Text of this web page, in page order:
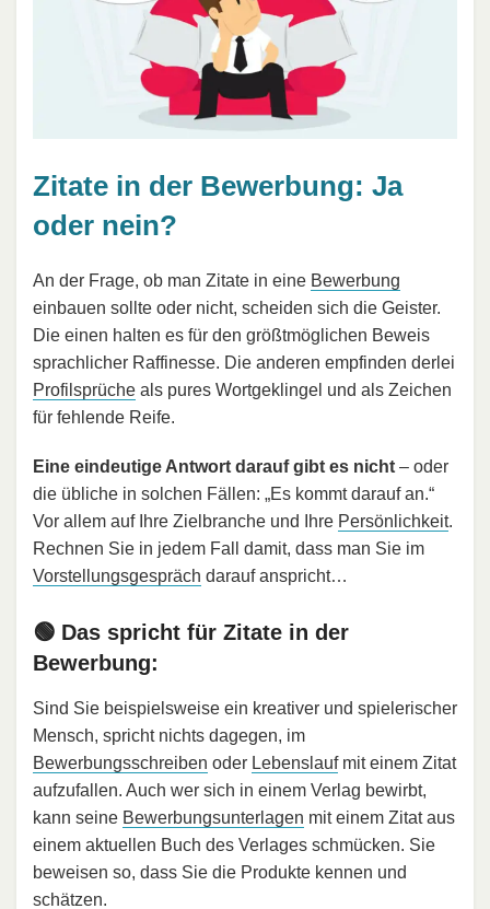
Zitate in der Bewerbung: Ja
oder nein?
An der Frage, ob man Zitate in eine Bewerbung
einbauen sollte oder nicht, scheiden sich die Geister.
Die einen halten es für den größtmöglichen Beweis
sprachlicher Raffinesse. Die anderen empfinden derlei
Profilsprüche als pures Wortgeklingel und als Zeichen
für fehlende Reife.
Eine eindeutige Antwort darauf gibt es nicht – oder
die übliche in solchen Fällen: „Es kommt darauf an.“
Vor allem auf Ihre Zielbranche und Ihre Persönlichkeit.
Rechnen Sie in jedem Fall damit, dass man Sie im
Vorstellungsgespräch darauf anspricht…
🟢 Das spricht für Zitate in der
Bewerbung:
Sind Sie beispielsweise ein kreativer und spielerischer
Mensch, spricht nichts dagegen, im
Bewerbungsschreiben oder Lebenslaufmit einem Zitat
aufzufallen. Auch wer sich in einem Verlag bewirbt,
kann seine Bewerbungsunterlagen mit einem Zitat aus
einem aktuellen Buch des Verlages schmücken. Sie
beweisen so, dass Sie die Produkte kennen und
schätzen.